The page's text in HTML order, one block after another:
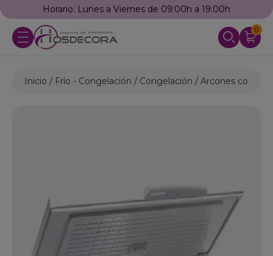
Horario: Lunes a Viernes de 09:00h a 19:00h
0
Inicio Frío - Congelación Congelación Arcones